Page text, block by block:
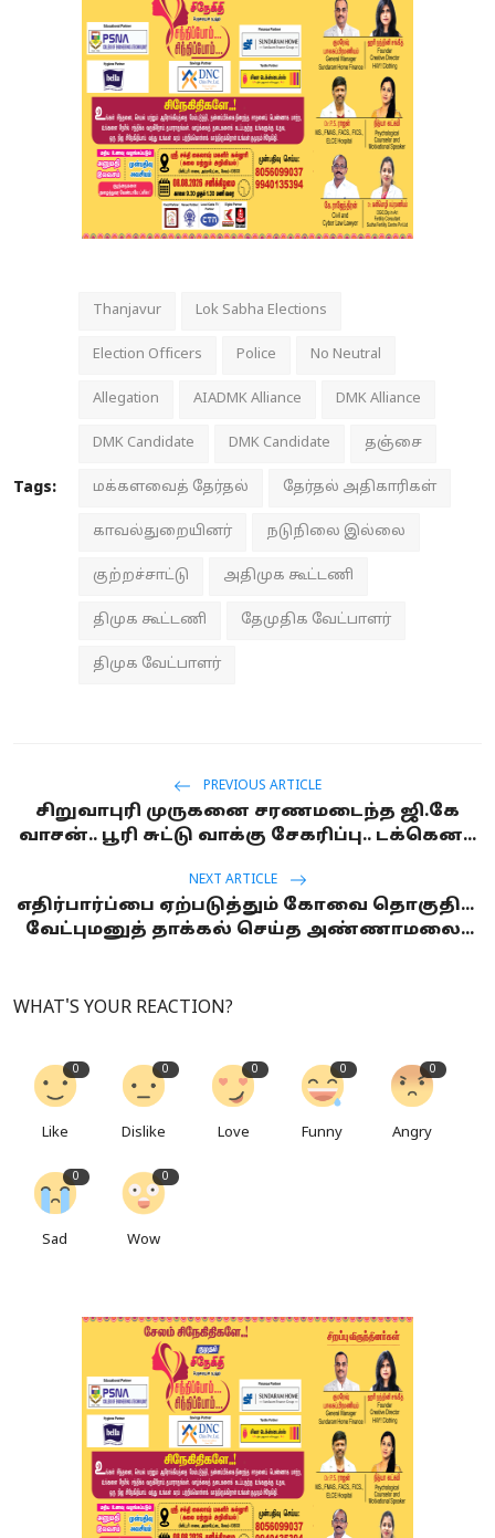
Tags:
Thanjavur Lok Sabha Elections
Election Officers Police No Neutral
Allegation AIADMK Alliance DMK Alliance
DMK Candidate DMK Candidate தஞ்சை
மக்களவைத் தேர்தல் தேர்தல் அதிகாரிகள்
காவல்துறையினர் நடுநிலை இல்லை
குற்றச்சாட்டு அதிமுக கூட்டணி
திமுக கூட்டணி தேமுதிக வேட்பாளர்
திமுக வேட்பாளர்
PREVIOUS ARTICLE
சிறுவாபுரி முருகனை சரணமடைந்த ஜி.கே
வாசன்.. பூரி சுட்டு வாக்கு சேகரிப்பு.. டக்கென...
NEXT ARTICLE
எதிர்பார்ப்பை ஏற்படுத்தும் கோவை தொகுதி...
வேட்புமனுத் தாக்கல் செய்த அண்ணாமலை...
WHAT'S YOUR REACTION?
0
Like
0
Dislike
0
Love
0
Funny
0
Angry
0
Sad
0
Wow